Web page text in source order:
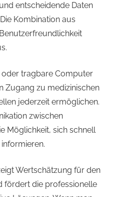
entscheidende Daten
Kombination aus
oder tragbare Computer
Zugang zu medizinischen
jederzeit ermöglichen.
zwischen
Möglichkeit, sich schnell
Wertschätzung für den
fördert die professionelle